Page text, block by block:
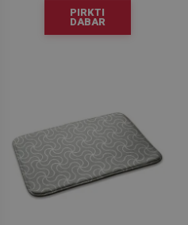
PIRKTI
DABAR